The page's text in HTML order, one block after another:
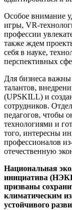
Особое внимание
игры, VR-
профессии
также ждем
себя в науке,
перспективных
Для бизнеса
талантов,
(UPSKILL) и
сотрудников.
педагогов, чтобы
технологиями и
того, интересны
профессионалов
отечественную
Национальная
инициатива
призваны
климатическим
устойчивого